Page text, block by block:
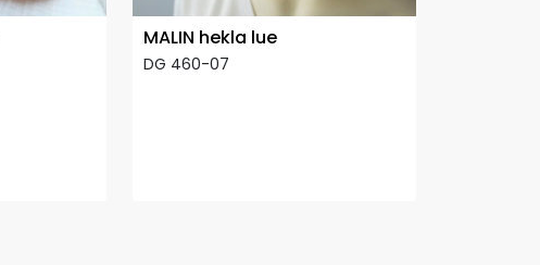
MALIN hekla lue
DG 460-07